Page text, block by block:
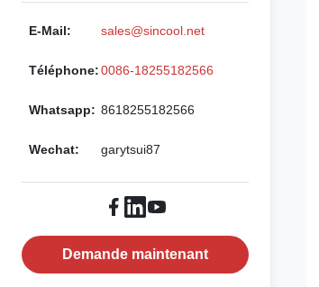
E-Mail: sales@sincool.net
Téléphone:0086-18255182566
Whatsapp: 8618255182566
Wechat: garytsui87
Demande maintenant